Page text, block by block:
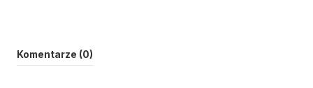
Komentarze (0)